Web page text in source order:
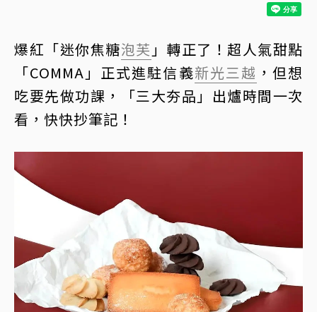
爆紅「迷你焦糖泡芙 」轉正了！超人氣甜點
「COMMA」正式進駐信義新光三越 ，但想
吃要先做功課，「三大夯品」出爐時間一次
看，快快抄筆記！